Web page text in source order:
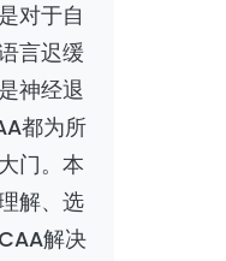
对于自
言迟缓
神经退
都为所
门。本
解、选
解决